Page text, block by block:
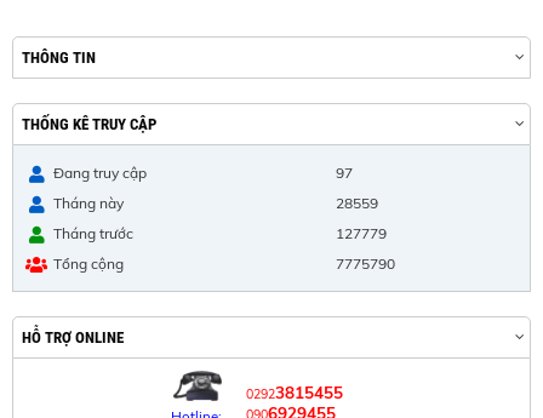
THÔNG TIN
THỐNG KÊ TRUY CẬP
Đang truy cập
97
Tháng này
28559
Tháng trước
127779
Tổng cộng
7775790
HỖ TRỢ ONLINE
02923815455
0906929455